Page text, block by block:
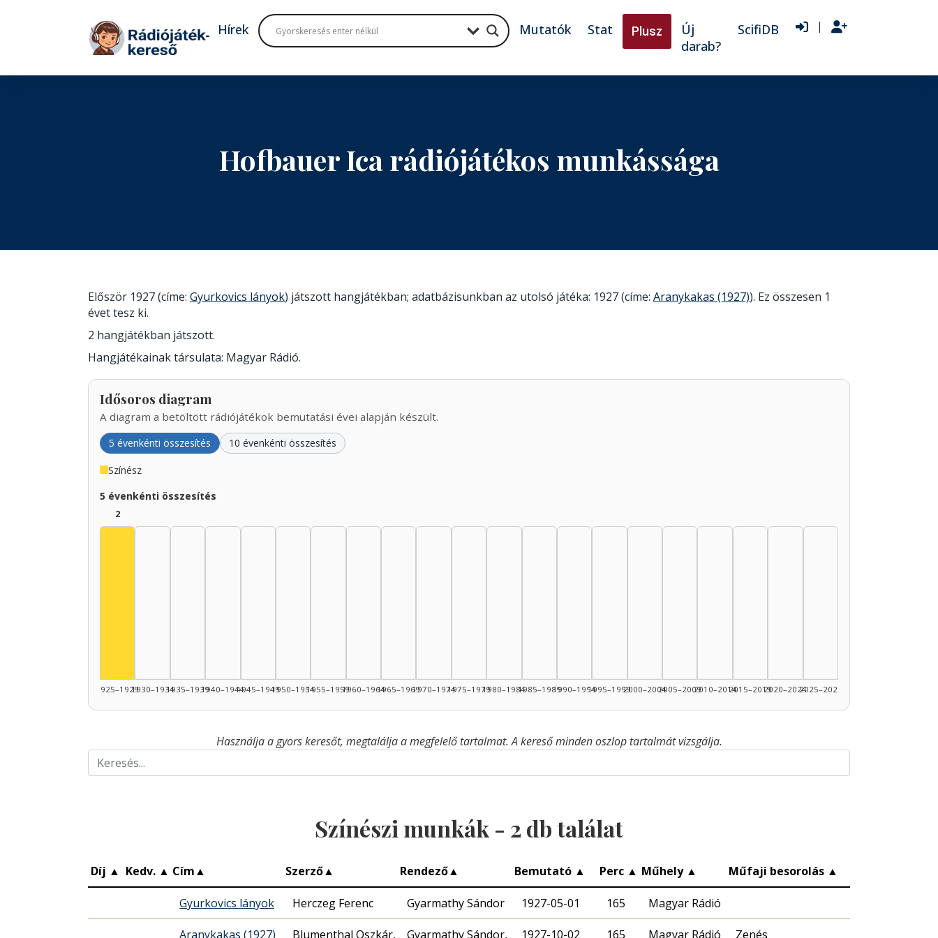
Tovább a tartalomhoz
Hírek Mutatók Stat Plusz
Új
darab?
ScifiDB |
Hofbauer Ica rádiójátékos munkássága
Először 1927 (címe: Gyurkovics lányok) játszott hangjátékban; adatbázisunkban az utolsó játéka: 1927 (címe: Aranykakas (1927)). Ez összesen 1
évet tesz ki.
2 hangjátékban játszott.
Hangjátékainak társulata: Magyar Rádió.
Idősoros diagram
A diagram a betöltött rádiójátékok bemutatási évei alapján készült.
5 évenkénti összesítés 10 évenkénti összesítés
Színész
5 évenkénti összesítés
2
1925–19291930–19341935–19391940–19441945–19491950–19541955–19591960–19641965–19691970–19741975–19791980–19841985–19891990–19941995–19992000–20042005–20092010–20142015–20192020–20242025–2026
Használja a gyors keresőt, megtalálja a megfelelő tartalmat. A kereső minden oszlop tartalmát vizsgálja.
Színészi munkák - 2 db találat
Díj ▲ Kedv. ▲ Cím▲ Szerző▲ Rendező▲ Bemutató ▲ Perc ▲ Műhely ▲ Műfaji besorolás ▲
Gyurkovics lányok Herczeg Ferenc Gyarmathy Sándor 1927-05-01 165 Magyar Rádió
Aranykakas (1927) Blumenthal Oszkár, Gyarmathy Sándor, 1927-10-02 165 Magyar Rádió Zenés